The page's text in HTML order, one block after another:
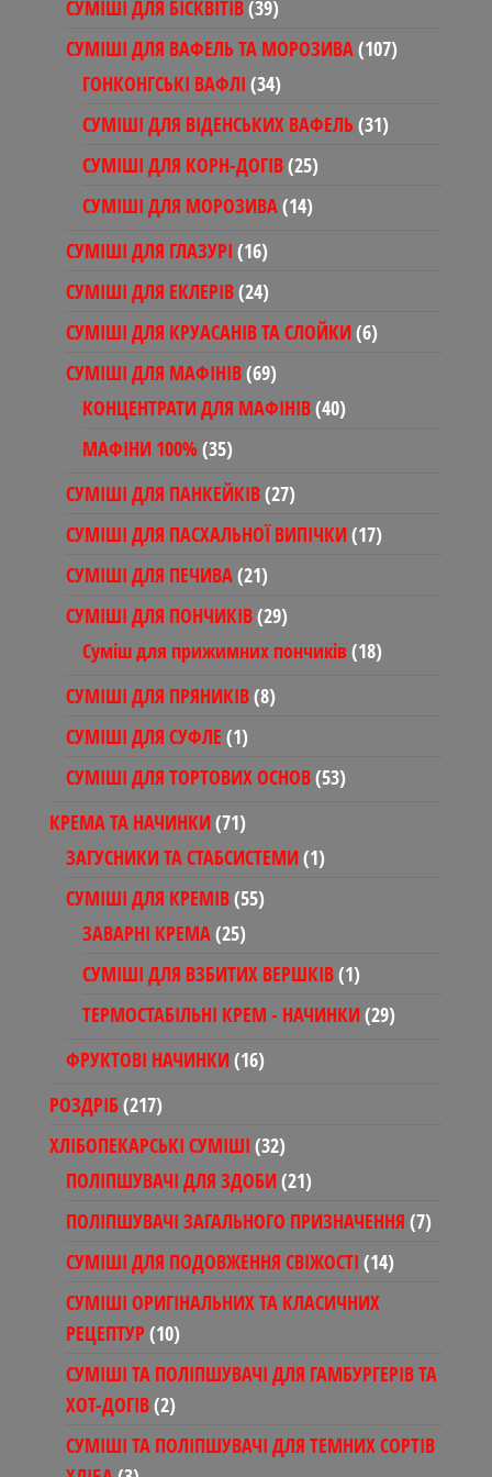
СУМІШІ ДЛЯ БІСКВІТІВ 3939
товарів
СУМІШІ ДЛЯ ВАФЕЛЬ ТА МОРОЗИВА 107107
ГОНКОНГСЬКІ ВАФЛІ 3434
товари
СУМІШІ ДЛЯ ВІДЕНСЬКИХ ВАФЕЛЬ 3131
СУМІШІ ДЛЯ КОРН-ДОГІВ 2525
СУМІШІ ДЛЯ МОРОЗИВА 1414
СУМІШІ ДЛЯ ГЛАЗУРІ 1616
товарів
СУМІШІ ДЛЯ ЕКЛЕРІВ 2424
товари
СУМІШІ ДЛЯ КРУАСАНІВ ТА СЛОЙКИ 66
СУМІШІ ДЛЯ МАФІНІВ 6969
товарів
КОНЦЕНТРАТИ ДЛЯ МАФІНІВ 4040
МАФІНИ 100% 3535
товарів
СУМІШІ ДЛЯ ПАНКЕЙКІВ 2727
товарів
СУМІШІ ДЛЯ ПАСХАЛЬНОЇ ВИПІЧКИ 1717
СУМІШІ ДЛЯ ПЕЧИВА 2121
товар
СУМІШІ ДЛЯ ПОНЧИКІВ 2929
товарів
Суміш для прижимних пончиків 1818
СУМІШІ ДЛЯ ПРЯНИКІВ 88
СУМІШІ ДЛЯ СУФЛЕ 11
товар
СУМІШІ ДЛЯ ТОРТОВИХ ОСНОВ 5353
КРЕМА ТА НАЧИНКИ 7171
товар
ЗАГУСНИКИ ТА СТАБСИСТЕМИ 11
СУМІШІ ДЛЯ КРЕМІВ 5555
ЗАВАРНІ КРЕМА 2525
товарів
СУМІШІ ДЛЯ ВЗБИТИХ ВЕРШКІВ 11
товар
ТЕРМОСТАБІЛЬНІ КРЕМ - НАЧИНКИ 2929
ФРУКТОВІ НАЧИНКИ 1616
РОЗДРІБ 217217
товарів
ХЛІБОПЕКАРСЬКІ СУМІШІ 3232
товари
ПОЛІПШУВАЧІ ДЛЯ ЗДОБИ 2121
товар
ПОЛІПШУВАЧІ ЗАГАЛЬНОГО ПРИЗНАЧЕННЯ 77
СУМІШІ ДЛЯ ПОДОВЖЕННЯ СВІЖОСТІ 1414
СУМІШІ ОРИГІНАЛЬНИХ ТА КЛАСИЧНИХ
РЕЦЕПТУР 1010
товарів
СУМІШІ ТА ПОЛІПШУВАЧІ ДЛЯ ГАМБУРГЕРІВ ТА
ХОТ-ДОГІВ 22
товари
СУМІШІ ТА ПОЛІПШУВАЧІ ДЛЯ ТЕМНИХ СОРТІВ